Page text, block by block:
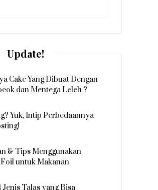
Update!
Cake Yang Dibuat Dengan
dan Mentega Leleh ?
Yuk, Intip Perbedaannya
& Tips Menggunakan
untuk Makanan
Jenis Talas yang Bisa